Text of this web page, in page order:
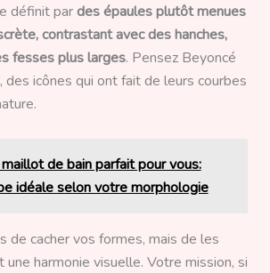
définit pardes épaules plutôt menues
contrastant avec des hanches,
fesses plus larges. Pensez Beyoncé
des icônes qui ont fait de leurs courbes
de bain parfait pour vous:
idéale selon votre morphologie
de cacher vos formes, mais de les
une harmonie visuelle. Votre mission, si